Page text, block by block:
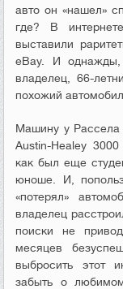
авто он «нашел»
где? В
выставили
eBay. И однажды,
владелец, 66-
похожий
Машину у Рассела
Austin-Healey
как был еще
юноше. И,
«потерял»
владелец
поиски не
месяцев
выбросить этот
забыть о